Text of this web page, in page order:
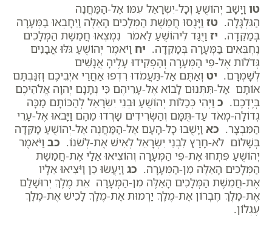
טו וַיָּשָׁב יְהוֹשֻׁעַ וְכָל-יִשְׂרָאֵל עִמּוֹ אֶל-הַמַּחֲנֶה
הַגִּלְגָּלָה. טז וַיָּנֻסוּ חֲמֵשֶׁת הַמְּלָכִים הָאֵלֶּה וַיֵּחָבְאוּ בַמְּעָרָה
בְּמַקֵּדָה. יז וַיֻּגַּד לִיהוֹשֻׁעַ לֵאמֹר נִמְצְאוּ חֲמֵשֶׁת הַמְּלָכִים
נֶחְבְּאִים בַּמְּעָרָה בְּמַקֵּדָה. יח וַיֹּאמֶר יְהוֹשֻׁעַ גֹּלּוּ אֲבָנִים
גְּדֹלוֹת אֶל-פִּי הַמְּעָרָה וְהַפְקִידוּ עָלֶיהָ אֲנָשִׁים
לְשָׁמְרָם. יט וְאַתֶּם אַל-תַּעֲמֹדוּ רִדְפוּ אַחֲרֵי אֹיְבֵיכֶם וְזִנַּבְתֶּם
אוֹתָם אַל-תִּתְּנוּם לָבוֹא אֶל-עָרֵיהֶם כִּי נְתָנָם יְהוָה אֱלֹהֵיכֶם
בְּיֶדְכֶם. כ וַיְהִי כְּכַלּוֹת יְהוֹשֻׁעַ וּבְנֵי יִשְׂרָאֵל לְהַכּוֹתָם מַכָּה
גְדוֹלָה-מְאֹד עַד-תֻּמָּם וְהַשְּׂרִידִים שָׂרְדוּ מֵהֶם וַיָּבֹאוּ אֶל-עָרֵי
הַמִּבְצָר. כא וַיָּשֻׁבוּ כָל-הָעָם אֶל-הַמַּחֲנֶה אֶל-יְהוֹשֻׁעַ מַקֵּדָה
בְּשָׁלוֹם לֹא-חָרַץ לִבְנֵי יִשְׂרָאֵל לְאִישׁ אֶת-לְשֹׁנוֹ. כב וַיֹּאמֶר
יְהוֹשֻׁעַ פִּתְחוּ אֶת-פִּי הַמְּעָרָה וְהוֹצִיאוּ אֵלַי אֶת-חֲמֵשֶׁת
הַמְּלָכִים הָאֵלֶּה מִן-הַמְּעָרָה. כג וַיַּעֲשׂוּ כֵן וַיֹּצִיאוּ אֵלָיו
אֶת-חֲמֵשֶׁת הַמְּלָכִים הָאֵלֶּה מִן-הַמְּעָרָה אֵת מֶלֶךְ יְרוּשָׁלִַם
אֶת-מֶלֶךְ חֶבְרוֹן אֶת-מֶלֶךְ יַרְמוּת אֶת-מֶלֶךְ לָכִישׁ אֶת-מֶלֶךְ
עֶגְלוֹן.